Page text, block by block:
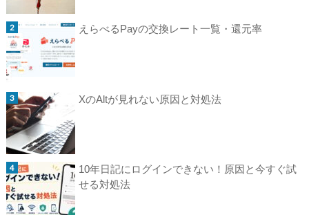
えらべるPayの交換レート一覧・還元率
XのAltが見れない原因と対処法
10年日記にログインできない！原因と今すぐ試
せる対処法